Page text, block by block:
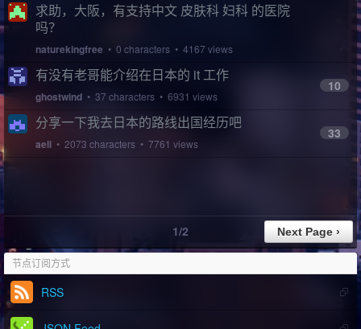
求助，大阪，有支持中文 皮肤科 妇科 的医院
吗？
naturekingfree • 0 characters • 4167 views
有没有老哥能介绍在日本的 it 工作
ghostwind • 37 characters • 6931 views
10
分享一下我去日本的路线出国经历吧
aeli • 2073 characters • 7761 views
33
1/2
节点订阅方式
RSS